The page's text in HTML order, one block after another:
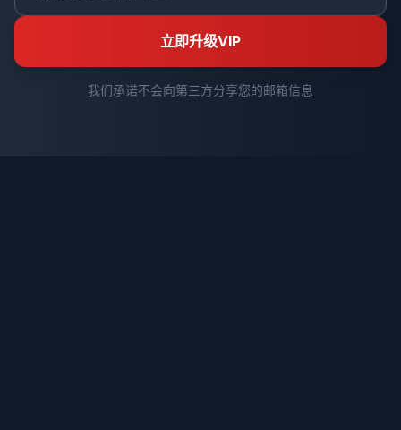
立即升级VIP
我们承诺不会向第三方分享您的邮箱信息